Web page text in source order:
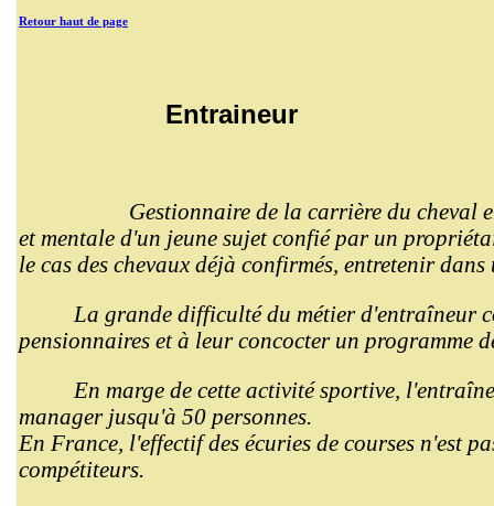
Retour haut de page
Entraineur
Gestionnaire de la carrière du cheval
et mentale d'un jeune sujet confié par un
le cas des chevaux déjà confirmés, entretenir
La grande difficulté du métier d'entraîneur
pensionnaires et à leur concocter un programme
En marge de cette activité sportive,
manager jusqu'à 50 personnes.
En France, l'effectif des écuries de courses n'est
compétiteurs.